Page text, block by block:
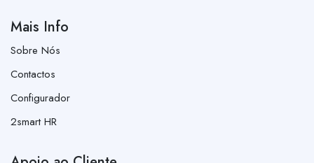
Mais Info
Sobre Nós
Contactos
Configurador
2smart HR